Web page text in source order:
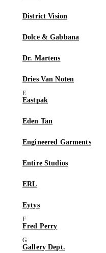
District Vision
Dolce & Gabbana
Dr. Martens
Dries Van Noten
Eastpak
Eden Tan
Engineered Garments
Entire Studios
ERL
Eytys
Fred Perry
Gallery Dept.